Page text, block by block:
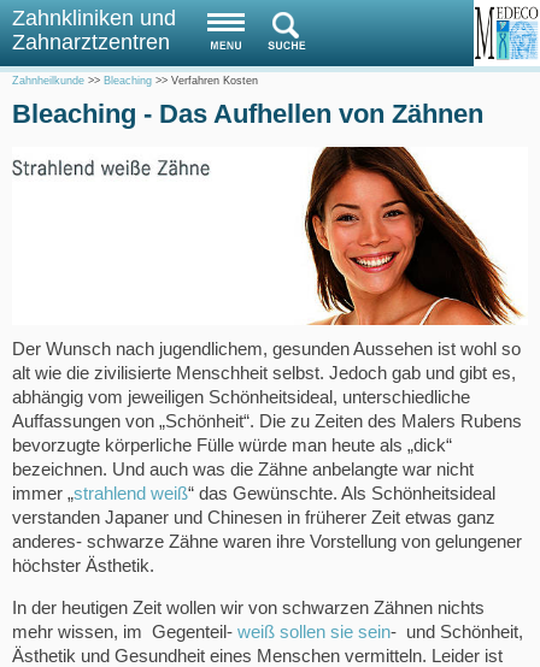
Zahnkliniken und
Zahnarztzentren
Zahnheilkunde >> Bleaching >> Verfahren Kosten
Bleaching - Das Aufhellen von Zähnen
Der Wunsch nach jugendlichem, gesunden Aussehen ist wohl so
alt wie die zivilisierte Menschheit selbst. Jedoch gab und gibt es,
abhängig vom jeweiligen Schönheitsideal, unterschiedliche
Auffassungen von „Schönheit“. Die zu Zeiten des Malers Rubens
bevorzugte körperliche Fülle würde man heute als „dick“
bezeichnen. Und auch was die Zähne anbelangte war nicht
immer „strahlend weiß“ das Gewünschte. Als Schönheitsideal
verstanden Japaner und Chinesen in früherer Zeit etwas ganz
anderes- schwarze Zähne waren ihre Vorstellung von gelungener
höchster Ästhetik.
In der heutigen Zeit wollen wir von schwarzen Zähnen nichts
mehr wissen, im Gegenteil- weiß sollen sie sein- und Schönheit,
Ästhetik und Gesundheit eines Menschen vermitteln. Leider ist